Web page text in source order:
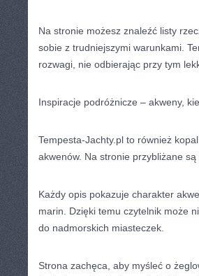
Na stronie możesz znaleźć listy
sobie z trudniejszymi warunkami.
rozwagi, nie odbierając przy tym
Inspiracje podróżnicze – akweny,
Tempesta-Jachty.pl to również
akwenów. Na stronie przybliżane
Każdy opis pokazuje charakter
marin. Dzięki temu czytelnik może
do nadmorskich miasteczek.
Strona zachęca, aby myśleć o